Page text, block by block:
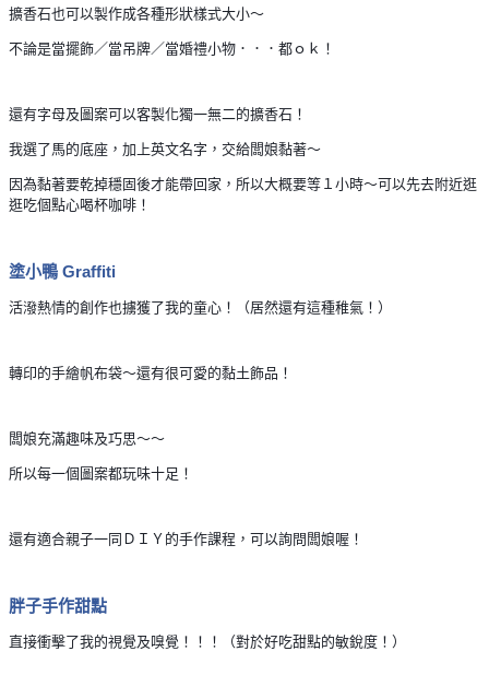
擴香石也可以製作成各種形狀樣式大小～
不論是當擺飾／當吊牌／當婚禮小物．．．都ｏｋ！
還有字母及圖案可以客製化獨一無二的擴香石！
我選了馬的底座，加上英文名字，交給闆娘黏著～
因為黏著要乾掉穩固後才能帶回家，所以大概要等１小時～可以先去附近逛
逛吃個點心喝杯咖啡！
塗小鴨 Graffiti
活潑熱情的創作也擄獲了我的童心！（居然還有這種稚氣！）
轉印的手繪帆布袋～還有很可愛的黏土飾品！
闆娘充滿趣味及巧思～～
所以每一個圖案都玩味十足！
還有適合親子一同ＤＩＹ的手作課程，可以詢問闆娘喔！
胖子手作甜點
直接衝擊了我的視覺及嗅覺！！！（對於好吃甜點的敏銳度！）